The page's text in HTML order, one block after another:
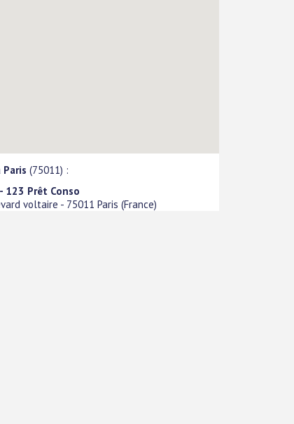
Paris (75011) :
123 Prêt Conso
voltaire - 75011 Paris (France)